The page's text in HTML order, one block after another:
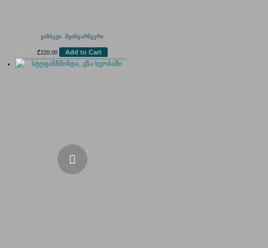
ყაზბეგი, მყინვარწვერი
₾220.00 Add to Cart